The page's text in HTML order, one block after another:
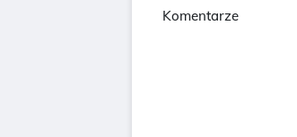
Komentarze